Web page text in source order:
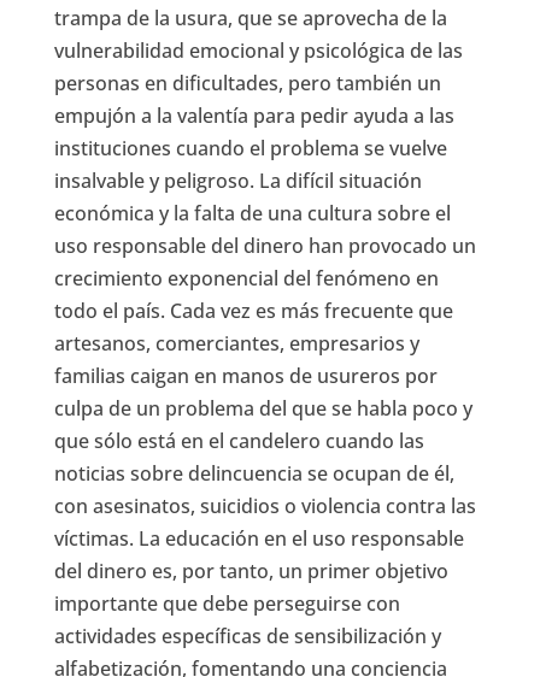
trampa de la usura, que se aprovecha de la
vulnerabilidad emocional y psicológica de las
personas en dificultades, pero también un
empujón a la valentía para pedir ayuda a las
instituciones cuando el problema se vuelve
insalvable y peligroso. La difícil situación
económica y la falta de una cultura sobre el
uso responsable del dinero han provocado un
crecimiento exponencial del fenómeno en
todo el país. Cada vez es más frecuente que
artesanos, comerciantes, empresarios y
familias caigan en manos de usureros por
culpa de un problema del que se habla poco y
que sólo está en el candelero cuando las
noticias sobre delincuencia se ocupan de él,
con asesinatos, suicidios o violencia contra las
víctimas. La educación en el uso responsable
del dinero es, por tanto, un primer objetivo
importante que debe perseguirse con
actividades específicas de sensibilización y
alfabetización, fomentando una conciencia